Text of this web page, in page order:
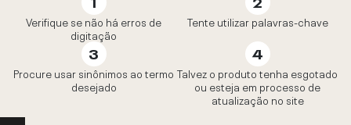
Verifique se não há erros de
digitação
Tente utilizar palavras-chave
Procure usar sinônimos ao termo
desejado
Talvez o produto tenha esgotado
ou esteja em processo de
atualização no site